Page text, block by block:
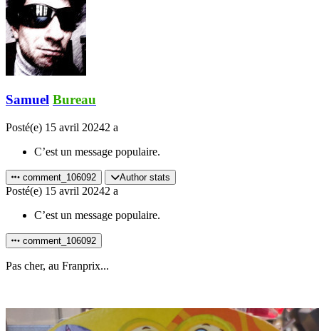
Samuel Bureau
Posté(e) 15 avril 20242 a
C’est un message populaire.
comment_106092 Author stats
Posté(e) 15 avril 20242 a
C’est un message populaire.
comment_106092
Pas cher, au Franprix...